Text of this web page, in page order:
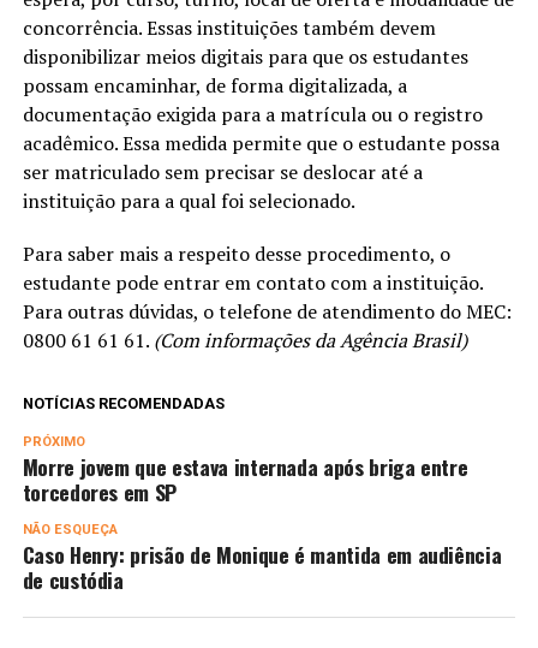
concorrência. Essas instituições também devem
disponibilizar meios digitais para que os estudantes
possam encaminhar, de forma digitalizada, a
documentação exigida para a matrícula ou o registro
acadêmico. Essa medida permite que o estudante possa
ser matriculado sem precisar se deslocar até a
instituição para a qual foi selecionado.
Para saber mais a respeito desse procedimento, o
estudante pode entrar em contato com a instituição.
Para outras dúvidas, o telefone de atendimento do MEC:
0800 61 61 61. (Com informações da Agência Brasil)
NOTÍCIAS RECOMENDADAS
PRÓXIMO
Morre jovem que estava internada após briga entre
torcedores em SP
NÃO ESQUEÇA
Caso Henry: prisão de Monique é mantida em audiência
de custódia